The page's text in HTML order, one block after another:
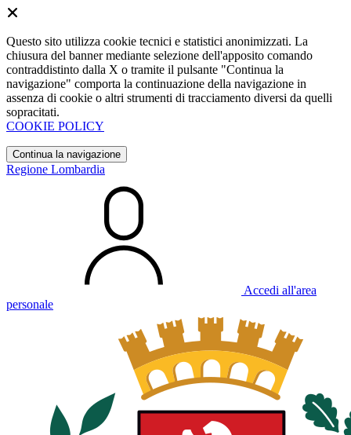
Questo sito utilizza cookie tecnici e statistici anonimizzati. La
chiusura del banner mediante selezione dell'apposito comando
contraddistinto dalla X o tramite il pulsante "Continua la
navigazione" comporta la continuazione della navigazione in
assenza di cookie o altri strumenti di tracciamento diversi da quelli
sopracitati.
COOKIE POLICY
Continua la navigazione
Regione Lombardia
Accedi all'area
personale